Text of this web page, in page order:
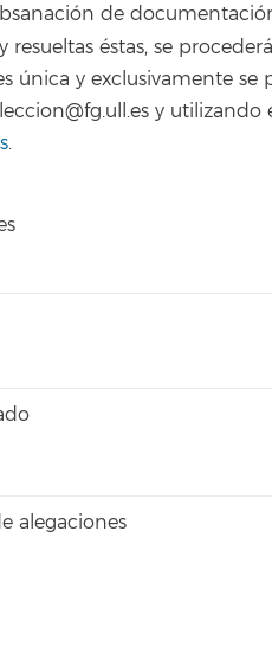
de
resueltas éstas, se
única y exclusivamente
y
.
alegaciones